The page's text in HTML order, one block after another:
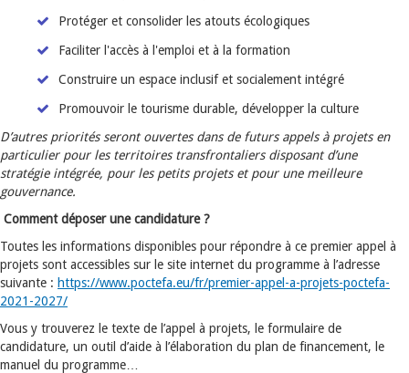
Protéger et consolider les atouts écologiques
Faciliter l'accès à l'emploi et à la formation
Construire un espace inclusif et socialement intégré
Promouvoir le tourisme durable, développer la culture
D’autres priorités seront ouvertes dans de futurs appels à projets en
particulier pour les territoires transfrontaliers disposant d’une
stratégie intégrée, pour les petits projets et pour une meilleure
gouvernance.
Comment déposer une candidature ?
Toutes les informations disponibles pour répondre à ce premier appel à
projets sont accessibles sur le site internet du programme à l’adresse
suivante : https://www.poctefa.eu/fr/premier-appel-a-projets-poctefa-
2021-2027/
Vous y trouverez le texte de l’appel à projets, le formulaire de
candidature, un outil d’aide à l’élaboration du plan de financement, le
manuel du programme…